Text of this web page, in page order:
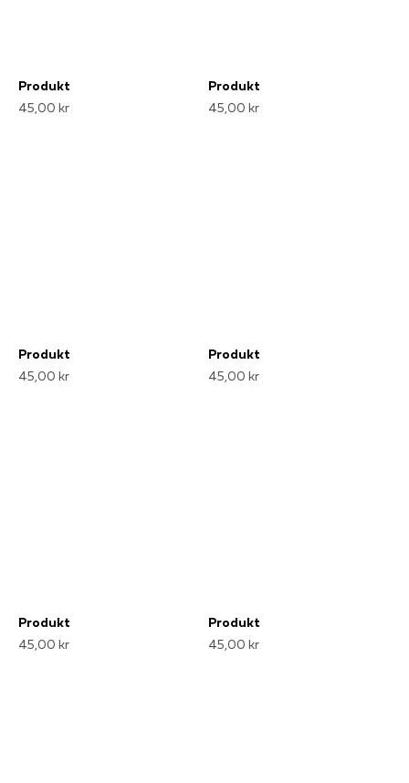
Produkt
45,00 kr
Produkt
45,00 kr
Produkt
45,00 kr
Produkt
45,00 kr
Produkt
45,00 kr
Produkt
45,00 kr